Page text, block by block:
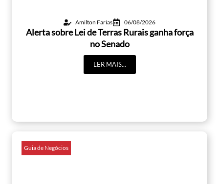
Amilton Farias 06/08/2026
Alerta sobre Lei de Terras Rurais ganha força
no Senado
LER MAIS...
Guia de Negócios